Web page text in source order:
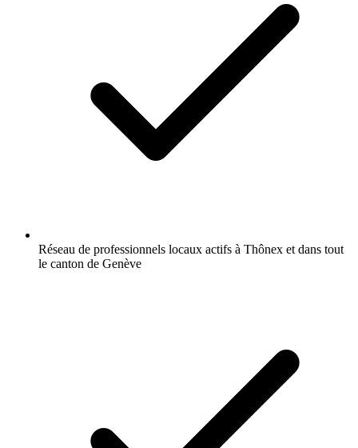
Réseau de professionnels locaux actifs à Thônex et dans tout
le canton de Genève